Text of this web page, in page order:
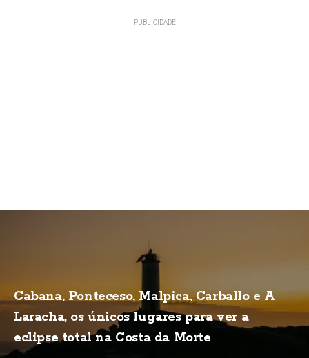
Cabana, Ponteceso, Malpica, Carballo e A
Laracha, os únicos lugares para ver a
eclipse total na Costa da Morte